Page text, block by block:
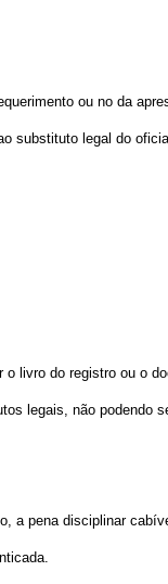
ou no da
substituto legal do oficial.
livro do registro ou o
legais, não podendo
a pena disciplinar